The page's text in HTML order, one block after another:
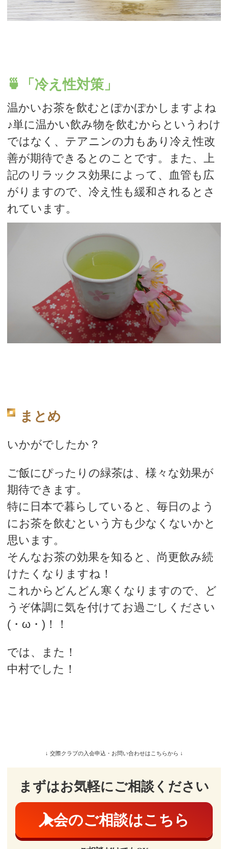
🍵「冷え性対策」
温かいお茶を飲むとぽかぽかしますよね
♪単に温かい飲み物を飲むからというわけ
ではなく、テアニンの力もあり冷え性改
善が期待できるとのことです。また、上
記のリラックス効果によって、血管も広
がりますので、冷え性も緩和されるとさ
れています。
まとめ
いかがでしたか？
ご飯にぴったりの緑茶は、様々な効果が
期待できます。
特に日本で暮らしていると、毎日のよう
にお茶を飲むという方も少なくないかと
思います。
そんなお茶の効果を知ると、尚更飲み続
けたくなりますね！
これからどんどん寒くなりますので、ど
うぞ体調に気を付けてお過ごしください
(・ω・)！！
では、また！
中村でした！
↓ 交際クラブの入会申込・お問い合わせはこちらから ↓
まずはお気軽にご相談ください
入会のご相談はこちら